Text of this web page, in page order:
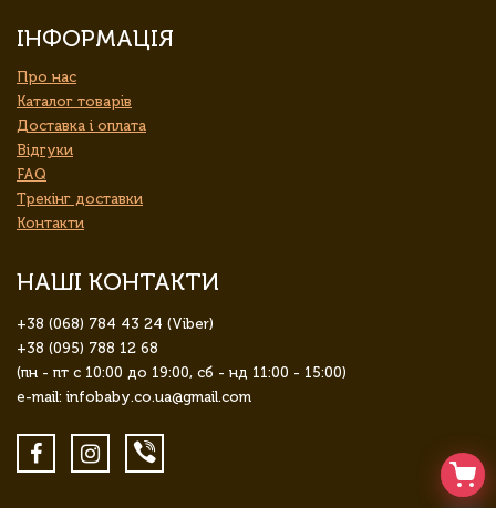
ІНФОРМАЦІЯ
Про нас
Каталог товарів
Доставка і оплата
Відгуки
FAQ
Трекінг доставки
Контакти
НАШІ КОНТАКТИ
+38 (068) 784 43 24 (Viber)
+38 (095) 788 12 68
(пн - пт с 10:00 до 19:00, сб - нд 11:00 - 15:00)
e-mail: infobaby.co.ua@gmail.com